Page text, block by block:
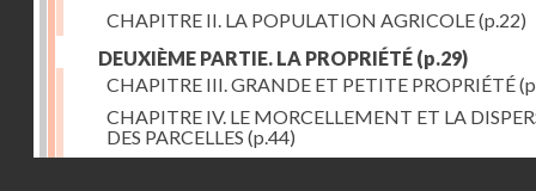
CHAPITRE II. LA POPULATION AGRICOLE(p.22)
DEUXIÈME PARTIE. LA PROPRIÉTÉ (p.29)
CHAPITRE III. GRANDE ET PETITE PROPRIÉTÉ
CHAPITRE IV. LE MORCELLEMENT ET LA
DES PARCELLES (p.44)